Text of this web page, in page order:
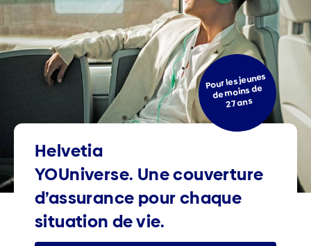
Pour les jeunes
de moins de
27 ans
Helvetia
YOUniverse. Une couverture
d’assurance pour chaque
situation de vie.